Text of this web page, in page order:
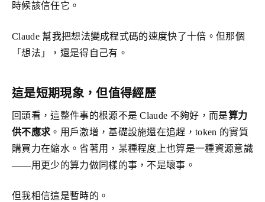
時候該信任它。
Claude 幫我把想法變成程式碼的速度快了十倍。但那個
「想法」，還是得自己有。
這是短期現象，但值得經歷
回頭看，這整件事的根源不是 Claude 不夠好，而是算力
供不應求 。用戶激增，基礎設施還在追趕，token 的實質
購買力在縮水。省著用，某種程度上也算是一種資源意識
——用更少的算力做同樣的事，不是壞事。
但我相信這是暫時的。